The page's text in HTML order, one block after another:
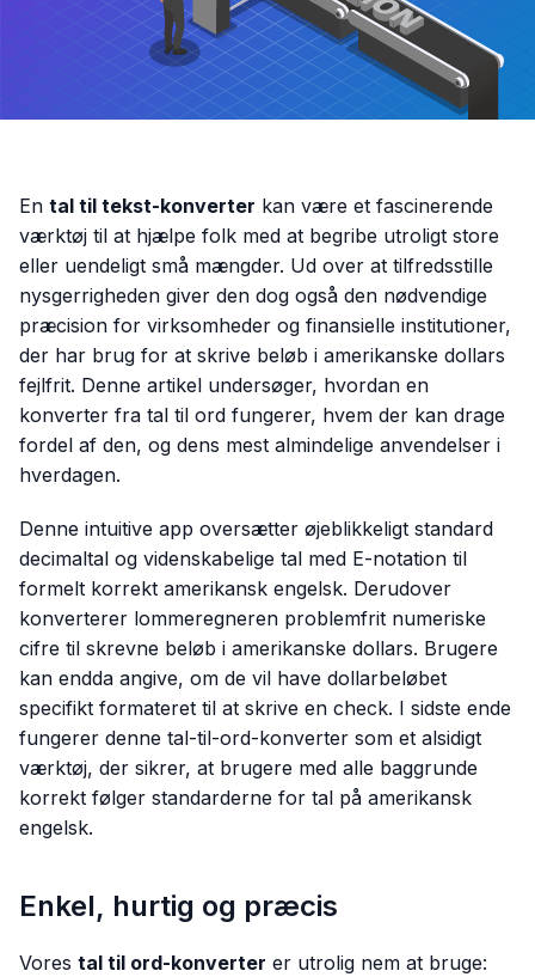
En tal til tekst-konverter kan være et fascinerende
værktøj til at hjælpe folk med at begribe utroligt store
eller uendeligt små mængder. Ud over at tilfredsstille
nysgerrigheden giver den dog også den nødvendige
præcision for virksomheder og finansielle institutioner,
der har brug for at skrive beløb i amerikanske dollars
fejlfrit. Denne artikel undersøger, hvordan en
konverter fra tal til ord fungerer, hvem der kan drage
fordel af den, og dens mest almindelige anvendelser i
hverdagen.
Denne intuitive app oversætter øjeblikkeligt standard
decimaltal og videnskabelige tal med E-notation til
formelt korrekt amerikansk engelsk. Derudover
konverterer lommeregneren problemfrit numeriske
cifre til skrevne beløb i amerikanske dollars. Brugere
kan endda angive, om de vil have dollarbeløbet
specifikt formateret til at skrive en check. I sidste ende
fungerer denne tal-til-ord-konverter som et alsidigt
værktøj, der sikrer, at brugere med alle baggrunde
korrekt følger standarderne for tal på amerikansk
engelsk.
Enkel, hurtig og præcis
Vores tal til ord-konverter er utrolig nem at bruge: